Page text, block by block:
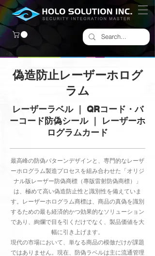
偽造防止レーザーホログ
ラム
レーザーラベル ｜ QRコード・バ
ーコード防偽シール ｜ レーザーホ
ログラムカード
最高峰の防偽パターンデザインと、専門的なレーザ
ーホログラム製造プロセスを組み合わせた「オリジ
ナル版レーザー防偽商標（專版雷射防偽商標）」
は、極めて高い偽造防止性と識別性を備えていま
す。レーザーホログラム商標は、商品の真偽を識別
するための最も経済的かつ効果的なソリューション
であり、絢爛で目を引くだけでなく、製品価値を大
幅に引き上げます。
現代の市場において、単なる商品の模倣だけが課題
ではありません。現在、防偽ラベルは主に流通管理